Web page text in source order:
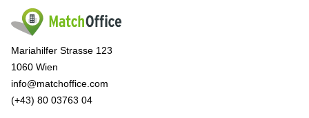
Mariahilfer Strasse 123
1060 Wien
info@matchoffice.com
(+43) 80 03763 04